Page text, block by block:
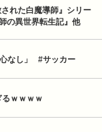
れた白魔導師』シリー
の異世界転生記』他
なし」   #サッカー
ｗｗｗｗ